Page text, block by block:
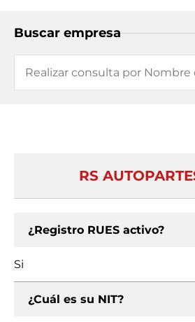
Buscar empresa
RS
¿Registro RUES activo?
Si
¿Cuál es su NIT?